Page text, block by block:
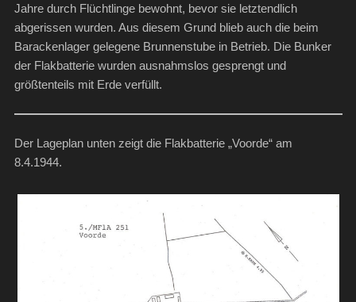
Jahre durch Flüchtlinge bewohnt, bevor sie letztendlich
abgerissen wurden. Aus diesem Grund blieb auch die beim
Barackenlager gelegene Brunnenstube in Betrieb. Die Bunker
der Flakbatterie wurden ausnahmslos gesprengt und
größtenteils mit Erde verfüllt.
Der Lageplan unten zeigt die Flakbatterie „Voorde“ am
8.4.1944.